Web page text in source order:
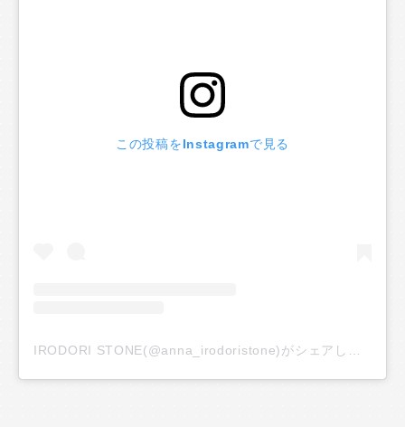
この投稿をInstagramで見る